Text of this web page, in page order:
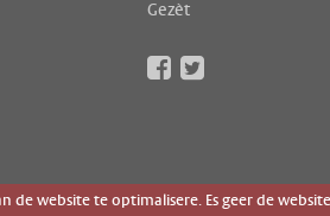
Gezèt
de website te optimalisere. Es geer de